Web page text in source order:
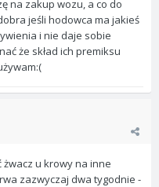
na zakup wozu, a co do
jeśli hodowca ma jakieś
i nie daje sobie
że skład ich premiksu
u krowy na inne
zazwyczaj dwa tygodnie -